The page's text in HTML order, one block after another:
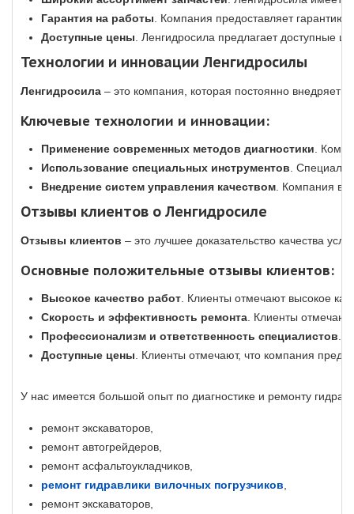
Гарантия на работы . Компания предоставляет
Доступные цены . Ленгидросила предлагает доступные
Технологии и инновации Ленгидросилы
Ленгидросила – это компания, которая постоянно внедряет
Ключевые технологии и инновации:
Применение современных методов диагностики .
Использование специальных инструментов .
Внедрение систем управления качеством . Компания
Отзывы клиентов о Ленгидросиле
Отзывы клиентов – это лучшее доказательство качества
Основные положительные отзывы клиентов:
Высокое качество работ . Клиенты отмечают высокое
Скорость и эффективность ремонта . Клиенты
Профессионализм и ответственность специалистов
Доступные цены . Клиенты отмечают, что компания
У нас имеется большой опыт по диагностике и ремонту
ремонт экскаваторов,
ремонт автогрейдеров,
ремонт асфальтоукладчиков,
ремонт гидравлики вилочных погрузчиков
ремонт экскаваторов,